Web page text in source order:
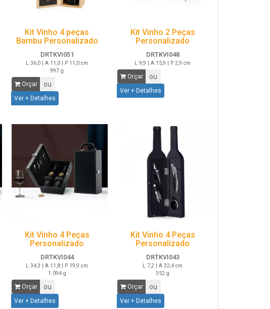
Kit Vinho 4 peças
Bambu Personalizado
DRTKVI051
L 36,0 | A 11,0 | P 11,0 cm
997 g
Orçar ou
Ver + Detalhes
Kit Vinho 2 Peças
Personalizado
DRTKVI048
L 9,9 | A 15,9 | P 2,9 cm
Orçar ou
Ver + Detalhes
Kit Vinho 4 Peças
Personalizado
DRTKVI044
L 34,3 | A 11,8 | P 19,9 cm
1.094 g
Orçar ou
Ver + Detalhes
Kit Vinho 4 Peças
Personalizado
DRTKVI043
L 7,2 | A 32,4 cm
352 g
Orçar ou
Ver + Detalhes